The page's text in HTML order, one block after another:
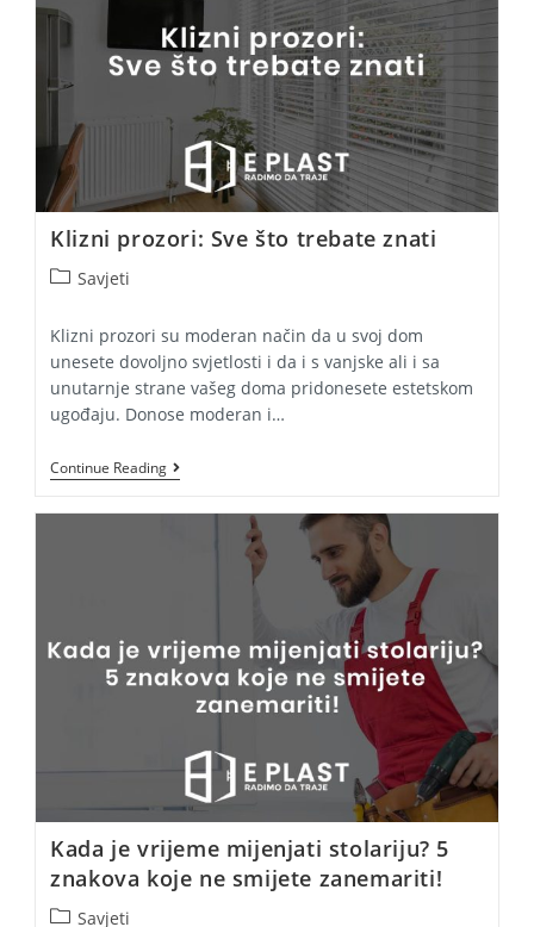
Klizni prozori: Sve što trebate znati
PostSavjeti
Klizni prozori su moderan način da u svoj dom
unesete dovoljno svjetlosti i da i s vanjske ali i sa
unutarnje strane vašeg doma pridonesete estetskom
ugođaju. Donose moderan i…
Continue ReadingKlizni
Prozori:
Kada je vrijeme mijenjati stolariju? 5
znakova koje ne smijete zanemariti!
PostSavjeti